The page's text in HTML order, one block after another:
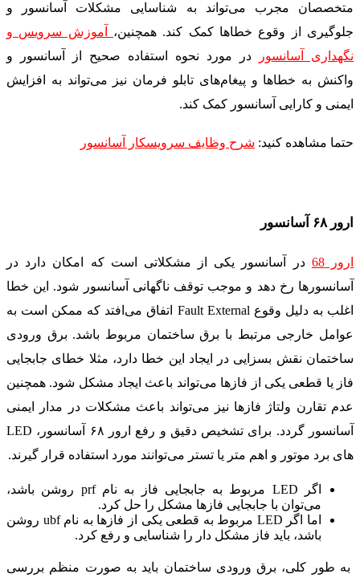
متخصصان مجرب می‌تواند به شناسایی مشکلات آسانسور و
جلوگیری از وقوع خطاها کمک کند. همچنین، آموزش سرویس و
نگهداری آسانسور
در مورد نحوه استفاده صحیح از آسانسور و
واکنش به خطاها و پیغام‌های تابلو فرمان نیز می‌تواند به افزایش
ایمنی و کارایی آسانسور کمک کند.
حتما مشاهده کنید: شرح وظایف سرویسکار آسانسور
ارور ۶۸ آسانسور
ارور 68
در آسانسور یکی از مشکلاتی است که امکان دارد در
آسانسورها رخ دهد و موجب توقف ناگهانی آسانسور شود. این خطا
اغلب به دلیل وقوع Fault External اتفاق می‌افتد که ممکن است به
عوامل خارجی مرتبط با برق ساختمان مربوط باشد. برق ورودی
ساختمان نقش بسزایی در ایجاد این خطا دارد، مثلا خطای جابجایی
فاز یا قطعی یکی از فازها می‌تواند باعث ایجاد مشکل شود. همچنین
عدم تقارن ولتاژ فازها نیز می‌تواند باعث مشکلات در مدار ایمنی
آسانسور گردد. برای تشخیص دقیق و رفع ارور ۶۸ آسانسور، LED
های برد موتور و اهم متر یا تستر می‌توانند مورد استفاده قرار گیرند.
اگر LED مربوط به جابجایی فاز به نام prf روشن باشد،
می‌توان با جابجایی فازها مشکل را حل کرد.
اما اگر LED مربوط به قطعی یکی از فازها به نام ubf روشن
باشد، باید فاز مشکل دار را شناسایی و رفع کرد.
به طور کلی، برق ورودی ساختمان باید به صورت منظم بررسی